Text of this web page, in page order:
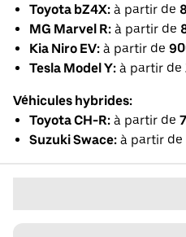
Toyota bZ4X: à partir de
MG Marvel R: à partir de
Kia Niro EV: à partir de
Tesla Model Y: à partir de
Véhicules hybrides:
Toyota CH-R: à partir de
Suzuki Swace: à partir de